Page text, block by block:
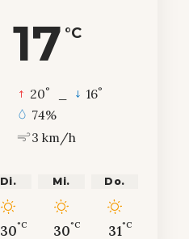
17 °C
20° 16°
74%
3 km/h
Di.
30°C
Mi.
30°C
Do.
31°C